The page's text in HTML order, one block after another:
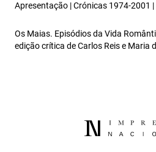
Apresentação | Crónicas 1974-2001
Os Maias. Episódios da Vida
edição crítica de Carlos Reis e Maria